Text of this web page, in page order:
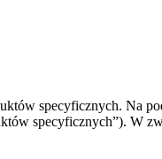
specyficznych. Na
specyficznych”). W